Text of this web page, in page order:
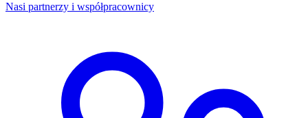
Nasi partnerzy i współpracownicy